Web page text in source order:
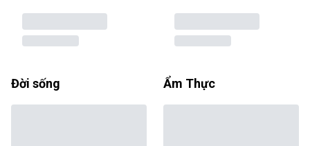
Đời sống Ẩm Thực